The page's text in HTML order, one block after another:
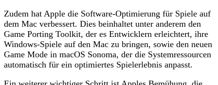
Zudem hat Apple die Software-Optimierung für Spiele auf
dem Mac verbessert. Dies beinhaltet unter anderem den
Game Porting Toolkit, der es Entwicklern erleichtert, ihre
Windows-Spiele auf den Mac zu bringen, sowie den neuen
Game Mode in macOS Sonoma, der die Systemressourcen
automatisch für ein optimiertes Spielerlebnis anpasst.